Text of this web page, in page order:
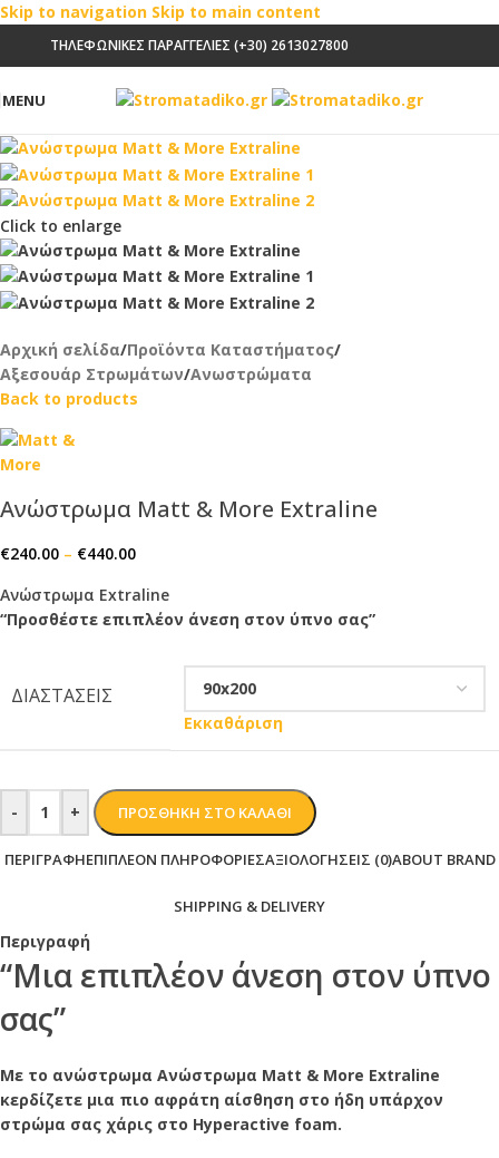
Skip to navigation Skip to main content
ΤΗΛΕΦΩΝΙΚΕΣ ΠΑΡΑΓΓΕΛΙΕΣ (+30) 2613027800
MENU
Click to enlarge
Αρχική σελίδα/Προϊόντα Καταστήματος/
Αξεσουάρ Στρωμάτων/Ανωστρώματα
Back to products
Ανώστρωμα Matt & More Extraline
€240.00 – €440.00
Ανώστρωμα Extraline
“Προσθέστε επιπλέον άνεση στον ύπνο σας”
ΔΙΑΣΤΆΣΕΙΣ
Εκκαθάριση
- + ΠΡΟΣΘΉΚΗ ΣΤΟ ΚΑΛΆΘΙ
ΠΕΡΙΓΡΑΦΉΕΠΙΠΛΈΟΝ ΠΛΗΡΟΦΟΡΊΕΣΑΞΙΟΛΟΓΉΣΕΙΣ (0)ABOUT BRAND
SHIPPING & DELIVERY
Περιγραφή
“Μια επιπλέον άνεση στον ύπνο
σας”
Με το ανώστρωμα Ανώστρωμα Matt & More Extraline
κερδίζετε μια πιο αφράτη αίσθηση στο ήδη υπάρχον
στρώμα σας χάρις στο Hyperactive foam.